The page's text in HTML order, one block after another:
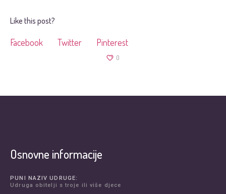
Like this post?
Facebook Twitter Pinterest
0
Osnovne informacije
PUNI NAZIV UDRUGE:
Udruga obitelji s troje ili više djece